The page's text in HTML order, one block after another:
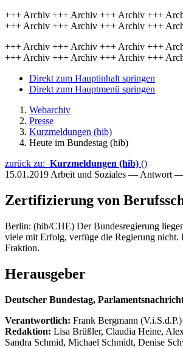
+++ Archiv +++ Archiv +++ Archiv +++
+++ Archiv +++ Archiv +++ Archiv +++
+++ Archiv +++ Archiv +++ Archiv +++
+++ Archiv +++ Archiv +++ Archiv +++
Direkt zum Hauptinhalt springen
Direkt zum Hauptmenü springen
Webarchiv
Presse
Kurzmeldungen (hib)
Heute im Bundestag (hib)
zurück zu: Kurzmeldungen (hib) ()
15.01.2019 Arbeit und Soziales — Antwort
Zertifizierung von
Berlin: (hib/CHE) Der Bundesregierung
viele mit Erfolg, verfüge die Regierung nicht.
Fraktion.
Herausgeber
Deutscher Bundestag,
Verantwortlich: Frank Bergmann (V.i.S.d.P.)
Redaktion: Lisa Brüßler, Claudia Heine,
Sandra Schmid, Michael Schmidt, Denise